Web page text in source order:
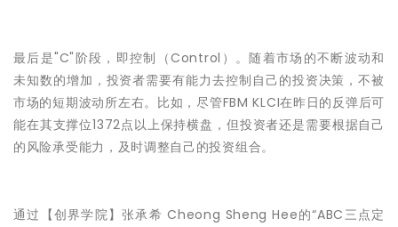
最后是"C"阶段，即控制（Control）。随着市场的不断波动和
未知数的增加，投资者需要有能力去控制自己的投资决策，不被
市场的短期波动所左右。比如，尽管FBM KLCI在昨日的反弹后可
能在其支撑位1372点以上保持横盘，但投资者还是需要根据自己
的风险承受能力，及时调整自己的投资组合。
通过【创界学院】张承希 Cheong Sheng Hee的“ABC三点定